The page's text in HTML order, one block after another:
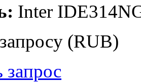
Inter
(RUB)
запрос